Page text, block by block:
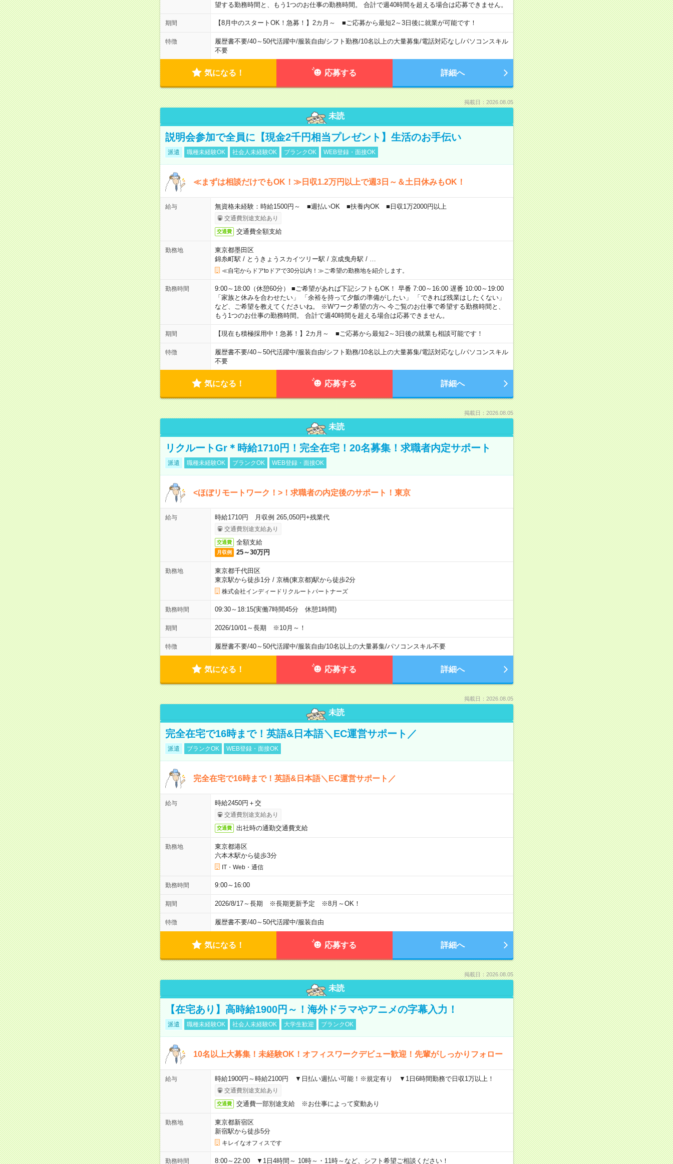
望する勤務時間と、もう1つのお仕事の勤務時間。 合計で週40時間を超える場合は応募できません。
期間 【8月中のスタートOK！急募！】2カ月～ ■ご応募から最短2～3日後に就業が可能です！
特徴 履歴書不要/40～50代活躍中/服装自由/シフト勤務/10名以上の大量募集/電話対応なし/パソコンスキル
不要
気になる！ 応募する 詳細へ
掲載日：2026.08.05
未読
説明会参加で全員に【現金2千円相当プレゼント】生活のお手伝い
派遣 職種未経験OK 社会人未経験OK ブランクOK WEB登録・面接OK
≪まずは相談だけでもOK！≫日収1.2万円以上で週3日～＆土日休みもOK！
給与 無資格未経験：時給1500円～ ■週払いOK ■扶養内OK ■日収1万2000円以上
交通費別途支給あり
交通費 交通費全額支給
勤務地
東京都墨田区
錦糸町駅 / とうきょうスカイツリー駅 / 京成曳舟駅 /
≪自宅からドアtoドアで30分以内！≫ご希望の勤務地を紹介します。
勤務時間
9:00～18:00（休憩60分） ■ご希望があれば下記シフトもOK！ 早番 7:00～16:00 遅番 10:00～19:00
「家族と休みを合わせたい」 「余裕を持って夕飯の準備がしたい」 「できれば残業はしたくない」
など、ご希望を教えてくださいね。 ※Wワーク希望の方へ 今ご覧のお仕事で希望する勤務時間と、
もう1つのお仕事の勤務時間。 合計で週40時間を超える場合は応募できません。
期間 【現在も積極採用中！急募！】2カ月～ ■ご応募から最短2～3日後の就業も相談可能です！
特徴 履歴書不要/40～50代活躍中/服装自由/シフト勤務/10名以上の大量募集/電話対応なし/パソコンスキル
不要
気になる！ 応募する 詳細へ
掲載日：2026.08.05
未読
リクルートGr＊時給1710円！完全在宅！20名募集！求職者内定サポート
派遣 職種未経験OK ブランクOK WEB登録・面接OK
<ほぼリモートワーク！>！求職者の内定後のサポート！東京
給与 時給1710円 月収例 265,050円+残業代
交通費別途支給あり
交通費 全額支給
月収例 25～30万円
勤務地
東京都千代田区
東京駅から徒歩1分/ 京橋(東京都)駅から徒歩2分
株式会社インディードリクルートパートナーズ
勤務時間 09:30～18:15(実働7時間45分 休憩1時間)
期間 2026/10/01～長期 ※10月～！
特徴 履歴書不要/40～50代活躍中/服装自由/10名以上の大量募集/パソコンスキル不要
気になる！ 応募する 詳細へ
掲載日：2026.08.05
未読
完全在宅で16時まで！英語&日本語＼EC運営サポート／
派遣 ブランクOK WEB登録・面接OK
完全在宅で16時まで！英語&日本語＼EC運営サポート／
給与 時給2450円＋交
交通費別途支給あり
交通費 出社時の通勤交通費支給
勤務地
東京都港区
六本木駅から徒歩3分
IT・Web・通信
勤務時間 9:00～16:00
期間 2026/8/17～長期 ※長期更新予定 ※8月～OK！
特徴 履歴書不要/40～50代活躍中/服装自由
気になる！ 応募する 詳細へ
掲載日：2026.08.05
未読
【在宅あり】高時給1900円～！海外ドラマやアニメの字幕入力！
派遣 職種未経験OK 社会人未経験OK 大学生歓迎 ブランクOK
10名以上大募集！未経験OK！オフィスワークデビュー歓迎！先輩がしっかりフォロー
給与 時給1900円～時給2100円 ▼日払い週払い可能！※規定有り ▼1日6時間勤務で日収1万以上！
交通費別途支給あり
交通費 交通費一部別途支給 ※お仕事によって変動あり
勤務地
東京都新宿区
新宿駅から徒歩5分
キレイなオフィスです
勤務時間 8:00～22:00 ▼1日4時間～ 10時～・11時～など、シフト希望ご相談ください！